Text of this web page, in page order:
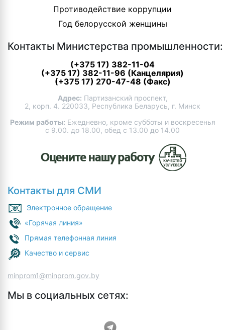
Противодействие коррупции
Год белорусской женщины
Контакты Министерства промышленности:
(+375 17) 382-11-04
(+375 17) 382-11-96 (Канцелярия)
(+375 17) 270-47-48 (Факс)
Адрес: Партизанский проспект,
2, корп. 4. 220033, Республика Беларусь, г. Минск
Режим работы: Ежедневно, кроме субботы и воскресенья
с 9.00. до 18.00, обед с 13.00 до 14.00
Контакты для СМИ
Электронное обращение
«Горячая линия»
Прямая телефонная линия
Качество и сервис
minprom1@minprom.gov.by
Мы в социальных сетях: